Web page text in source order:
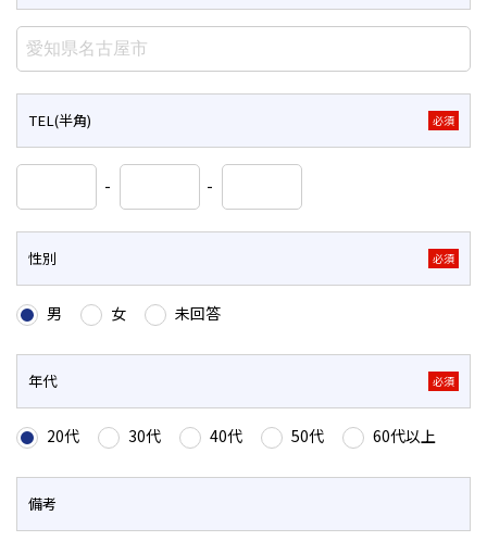
TEL(半角) 必須
- -
性別 必須
男 女 未回答
年代 必須
20代 30代 40代 50代 60代以上
備考